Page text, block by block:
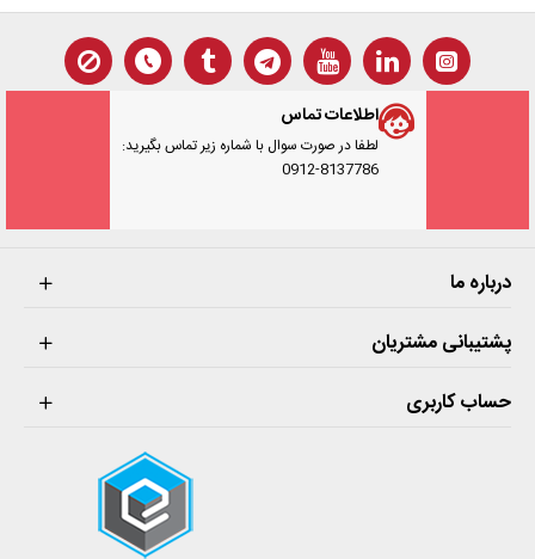
اطلاعات تماس
لطفا در صورت سوال با شماره زیر تماس بگیرید:
0912-8137786
درباره ما
پشتیبانی مشتریان
حساب کاربری